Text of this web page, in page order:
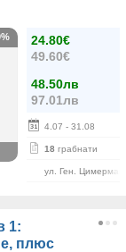
24.80€
49.60€
48.50лв
97.01лв
4.07 - 31.08
18 грабнати
ул. Ген. Цимерман
1:
плюс